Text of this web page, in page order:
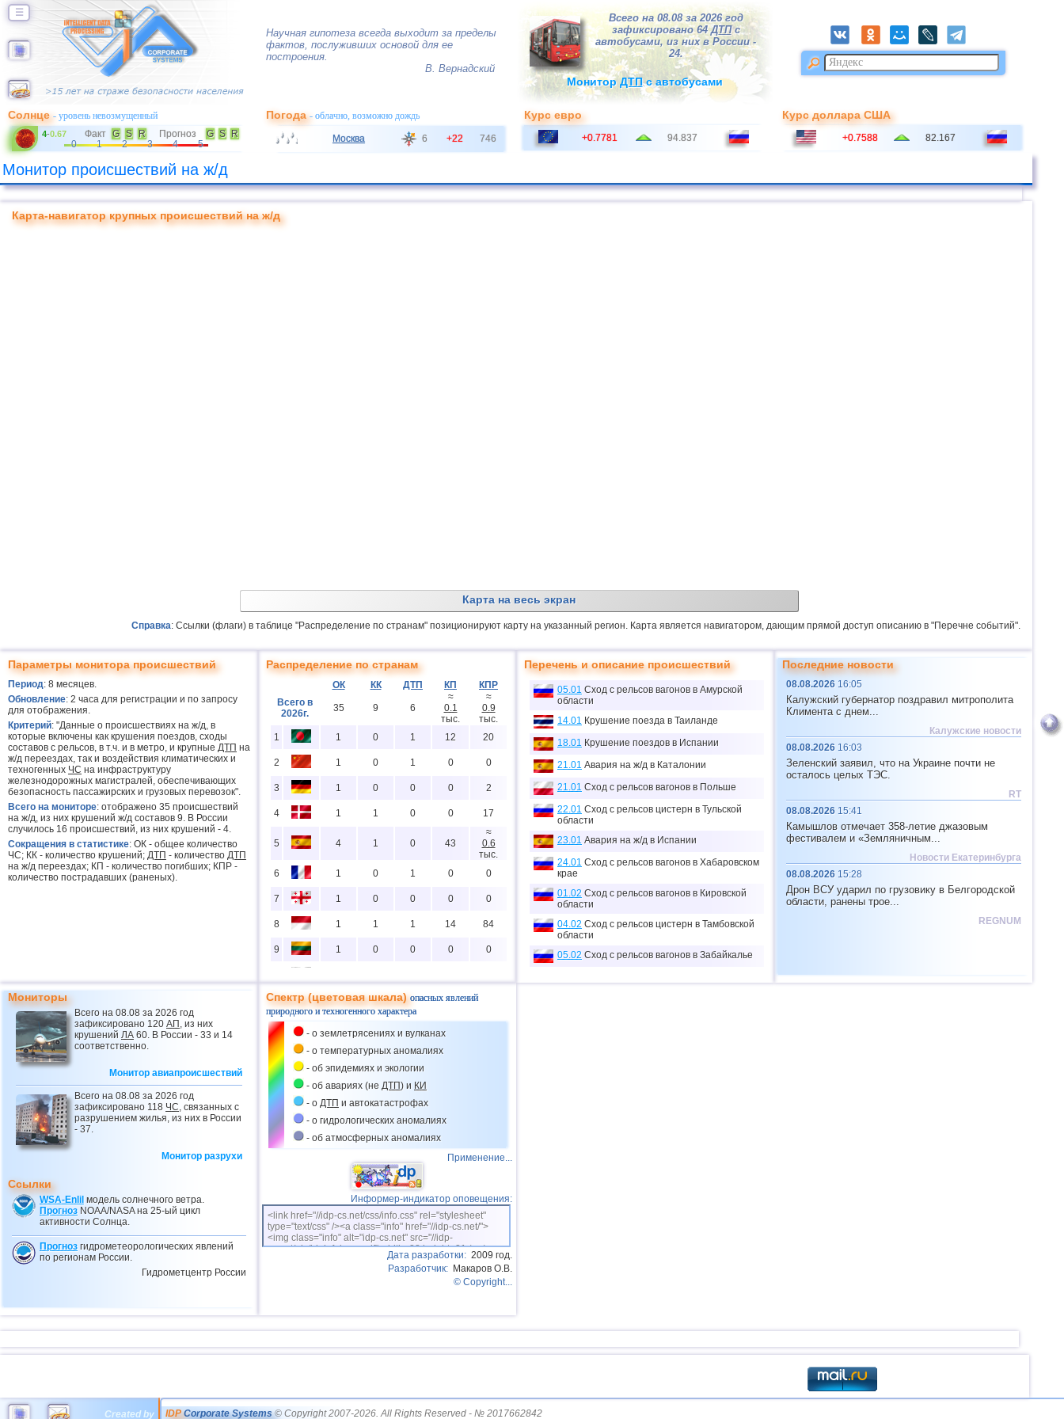
☰
Научная гипотеза всегда выходит за пределы
фактов, послуживших основой для ее
построения.
В. Вернадский
Всего на 08.08 за 2026 год
зафиксировано 64ДТПс
автобусами, из них в России -
24.
Монитор ДТПс автобусами
Солнце- уровень невозмущенный
4-0.67 Факт G S R Прогноз G S
R
0
1 2 3 4 5
Погода- облачно, возможно дождь
Москва 6 +22 746
Курс евро
+0.7781 94.837
Курс доллара США
+0.7588 82.167
Монитор происшествий на ж/д
Карта-навигатор крупных происшествий на ж/д
Карта на весь экран
Справка: Ссылки (флаги) в таблице "Распределение по странам" позиционируют карту на указанный регион. Карта является навигатором, дающим прямой доступ описанию в "Перечне событий".
Параметры монитора происшествий
Период: 8 месяцев.
Обновление: 2 часа для регистрации и по запросу
для отображения.
Критерий: "Данные о происшествиях на ж/д, в
которые включены как крушения поездов, сходы
составов с рельсов, в т.ч. и в метро, и крупные ДТП на
ж/д переездах, так и воздействия климатических и
техногенных ЧС на инфраструктуру
железнодорожных магистралей, обеспечивающих
безопасность пассажирских и грузовых перевозок".
Всего на мониторе: отображено 35 происшествий
на ж/д, из них крушений ж/д составов 9. В России
случилось 16 происшествий, из них крушений - 4.
Сокращения в статистике: ОК - общее количество
ЧС; КК - количество крушений; ДТП - количество ДТП
на ж/д переездах; КП - количество погибших; КПР -
количество пострадавших (раненых).
Распределение по странам
ОК КК ДТП КП
КПР
Всего в
2026г.
35 9 6
≈
0.1
тыс.
≈
0.9
тыс.
1
1 0 1 12 20
2 1 0 1 0 0
3 1 0 0 0 2
4 1 1 0 0 17
5 4 1 0 43
≈
0.6
тыс.
6
1 0 1 0 0
7 1 0 0 0 0
8 1 1 1 14 84
9 1 0 0 0 0
11 16 4 1 0
12
13 2 0 0
14
Перечень и описание происшествий
05.01 Сход с рельсов вагонов в Амурской
области
14.01 Крушение поезда в Таиланде
18.01 Крушение поездов в Испании
21.01 Авария на ж/д в Каталонии
21.01 Сход с рельсов вагонов в Польше
22.01 Сход с рельсов цистерн в Тульской
области
23.01 Авария на ж/д в Испании
24.01 Сход с рельсов вагонов в Хабаровском
крае
01.02 Сход с рельсов вагонов в Кировской
области
04.02 Сход с рельсов цистерн в Тамбовской
области
05.02 Сход с рельсов вагонов в Забайкалье
25.06Серия землетрясений магнитудами
Последние новости
08.08.2026 16:05
Калужский губернатор поздравил митрополита
Климента с днем...
Калужские новости
08.08.2026 16:03
Зеленский заявил, что на Украине почти не
осталось целых ТЭС.
RT
08.08.2026 15:41
Камышлов отмечает 358-летие джазовым
фестивалем и «Земляничным...
Новости Екатеринбурга
08.08.2026 15:28
Дрон ВСУ ударил по грузовику в Белгородской
области, ранены трое...
REGNUM
Мониторы
Всего на 08.08 за 2026 год
зафиксировано 120 АП , из них
крушений ЛА 60. В России - 33 и 14
соответственно.
Монитор авиапроисшествий
Всего на 08.08 за 2026 год
зафиксировано 118 ЧС, связанных с
разрушением жилья, из них в России
- 37.
Монитор разрухи
Ссылки
WSA-Enlil модель солнечного ветра.
Прогноз NOAA/NASA на 25-ый цикл
активности Солнца.
Прогноз гидрометеорологических явлений
по регионам России.
Гидрометцентр России
Спектр (цветовая шкала)опасных явлений
природного и техногенного характера
- о землетрясениях и вулканах
- о температурных аномалиях
- об эпидемиях и экологии
- об авариях (не ДТП) и КИ
- о ДТП и автокатастрофах
- о гидрологических аномалиях
- об атмосферных аномалиях
Применение...
Информер-индикатор оповещения:
<link href="//idp-cs.net/css/info.css" rel="stylesheet"
type="text/css" /><a class="info" href="//idp-cs.net/">
<img class="info" alt="idp-cs.net" src="//idp-
cs.net/pix/idpinfok_sm.gif" width=88 height=31 /></a>
Дата разработки: 2009 год.
Разработчик: Макаров О.В.
© Copyright...
Created by IDP Corporate Systems © Copyright 2007-2026. All Rights Reserved - № 2017662842